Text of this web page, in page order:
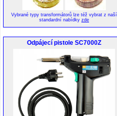
Vybrané typy transformátorů lze též vybrat z naší
standardní nabídky zde
Odpájecí pistole SC7000Z